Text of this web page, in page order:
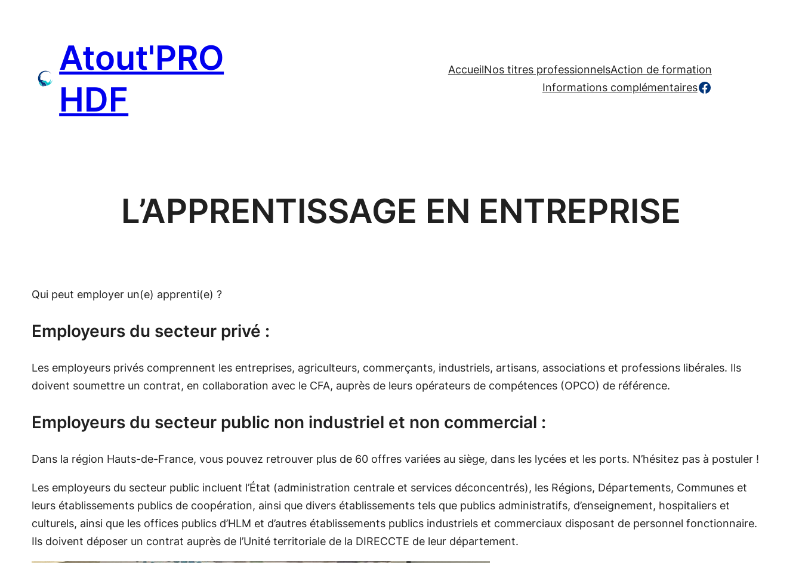
Atout'PRO
HDF
AccueilNos titres professionnelsAction de formation
Informations complémentaireshttps://www.facebook.com/
L’APPRENTISSAGE EN ENTREPRISE
Qui peut employer un(e) apprenti(e) ?
Employeurs du secteur privé :
Les employeurs privés comprennent les entreprises, agriculteurs, commerçants, industriels, artisans, associations et professions libérales. Ils
doivent soumettre un contrat, en collaboration avec le CFA, auprès de leurs opérateurs de compétences (OPCO) de référence.
Employeurs du secteur public non industriel et non commercial :
Dans la région Hauts-de-France, vous pouvez retrouver plus de 60 offres variées au siège, dans les lycées et les ports. N’hésitez pas à postuler !
Les employeurs du secteur public incluent l’État (administration centrale et services déconcentrés), les Régions, Départements, Communes et
leurs établissements publics de coopération, ainsi que divers établissements tels que publics administratifs, d’enseignement, hospitaliers et
culturels, ainsi que les offices publics d’HLM et d’autres établissements publics industriels et commerciaux disposant de personnel fonctionnaire.
Ils doivent déposer un contrat auprès de l’Unité territoriale de la DIRECCTE de leur département.